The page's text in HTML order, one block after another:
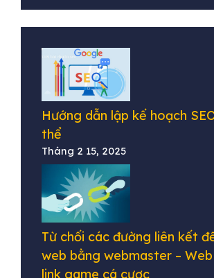
Hướng dẫn lập kế hoạch
thể
Tháng 2 15, 2025
Từ chối các đường liên kết
web bằng webmaster –
link game cá cược